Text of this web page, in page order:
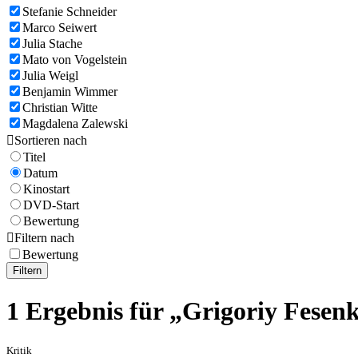
Stefanie Schneider
Marco Seiwert
Julia Stache
Mato von Vogelstein
Julia Weigl
Benjamin Wimmer
Christian Witte
Magdalena Zalewski
Sortieren nach
Titel
Datum
Kinostart
DVD-Start
Bewertung
Filtern nach
Bewertung
Filtern
1 Ergebnis für „Grigoriy
Kritik